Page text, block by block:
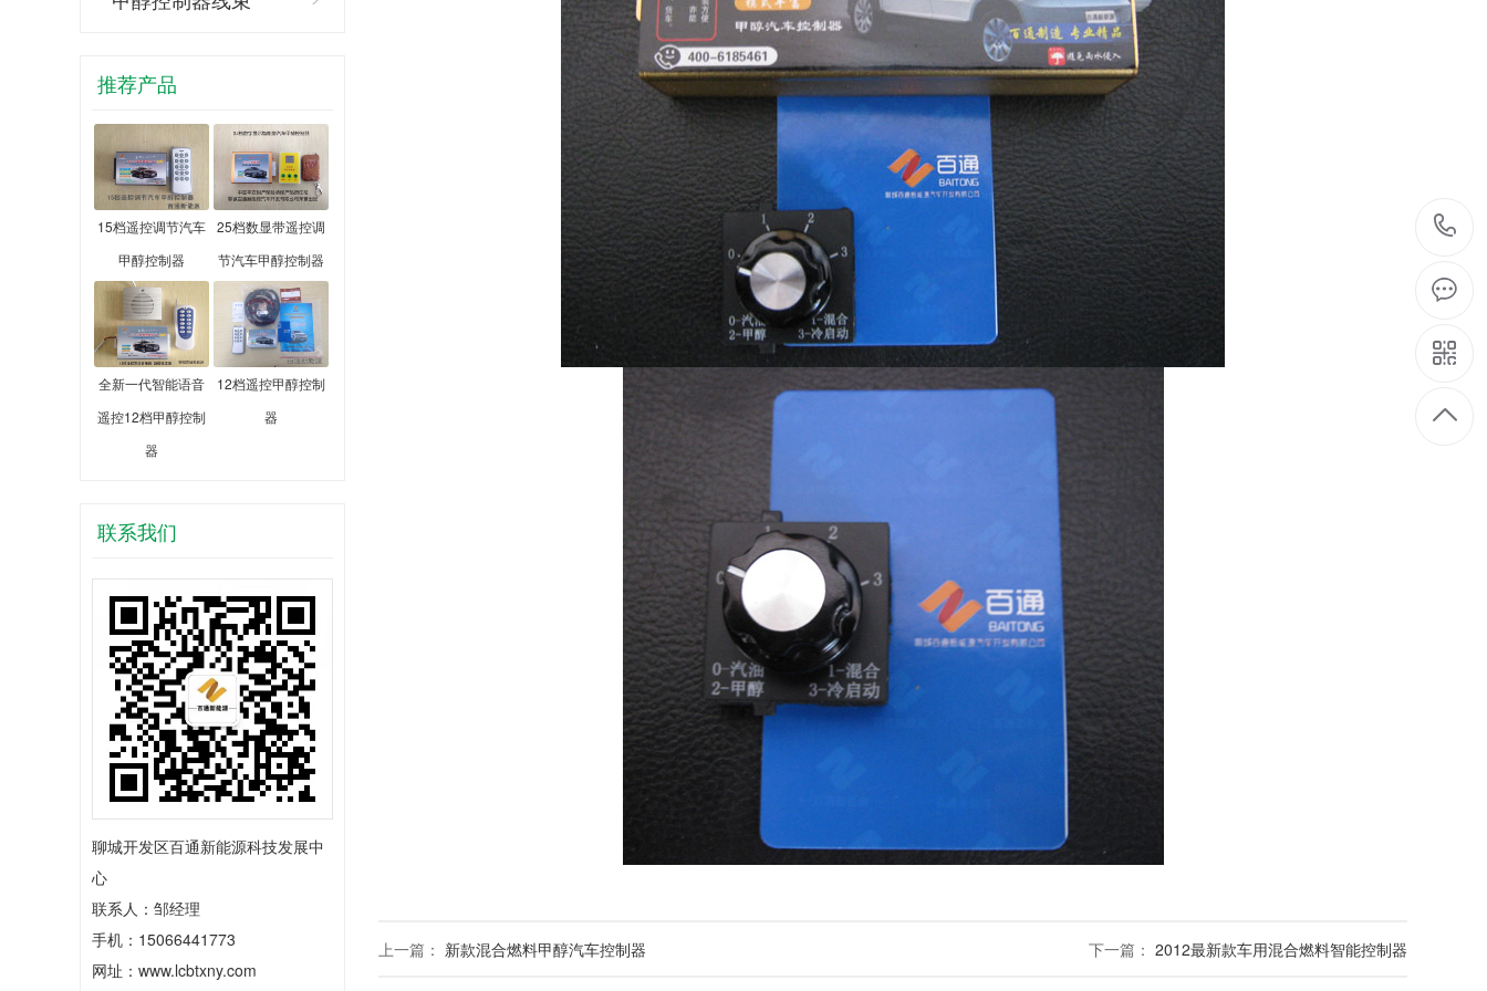
推荐产品
15档遥控调节汽车
甲醇控制器
25档数显带遥控调
节汽车甲醇控制器
全新一代智能语音
遥控12档甲醇控制
器
12档遥控甲醇控制
器
联系我们
聊城开发区百通新能源科技发展中
心
联系人：邹经理
手机：15066441773
网址：www.lcbtxny.com
上一篇： 新款混合燃料甲醇汽车控制器 下一篇： 2012最新款车用混合燃料智能控制器